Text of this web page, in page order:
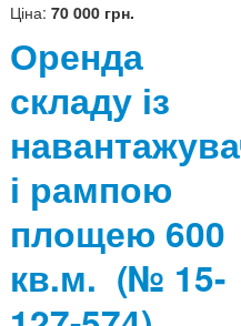
Ціна: 70 000 грн.
Оренда
складу із
і рампою
площею 600
кв.м. (№ 15-